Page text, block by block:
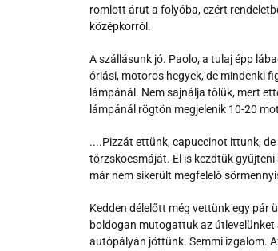
romlott árut a folyóba, ezért
középkorról.
A szállásunk jó. Paolo, a tulaj épp
óriási, motoros hegyek, de mindenki
lámpánál. Nem sajnálja tőlük, mert
lámpánál rögtön megjelenik 10-20
....Pizzát ettünk, capuccinot ittunk,
törzskocsmáját. El is kezdtük
már nem sikerült megfelelő
Kedden délelőtt még vettünk egy pár
boldogan mutogattuk az
autópályán jöttünk. Semmi izgalom.